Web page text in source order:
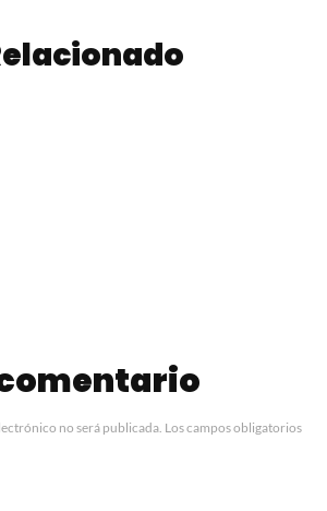
no será publicada. Los campos obligatorios